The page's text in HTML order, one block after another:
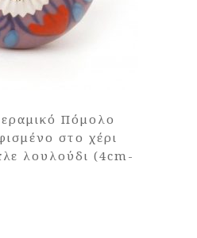
Πόμολο
στο χέρι
λουλούδι (4cm-